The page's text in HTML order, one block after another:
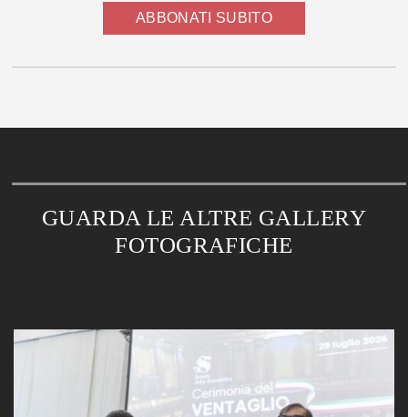
ABBONATI SUBITO
GUARDA LE ALTRE GALLERY
FOTOGRAFICHE